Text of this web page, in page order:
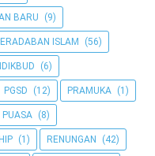
BARU (9)
ISLAM (56)
(6)
PGSD (12) PRAMUKA (1)
PUASA (8)
(1) RENUNGAN (42)